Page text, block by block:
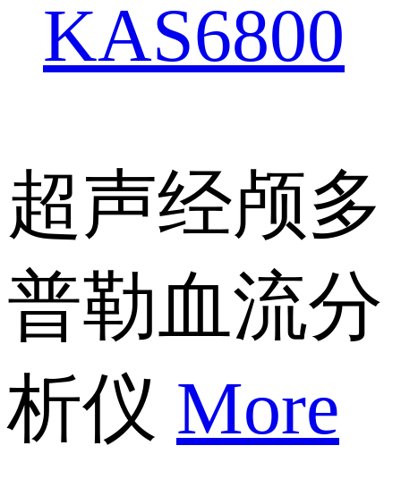
KAS6800
超声经颅多
普勒血流分
析仪 More